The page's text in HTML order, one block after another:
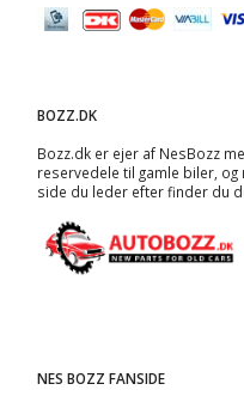
BOZZ.DK
Bozz.dk er ejer af NesBozz
reservedele til gamle biler, og
side du leder efter finder du
NES BOZZ FANSIDE